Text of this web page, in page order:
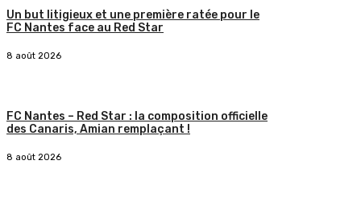
Un but litigieux et une première ratée pour le
FC Nantes face au Red Star
8 août 2026
FC Nantes – Red Star : la composition officielle
des Canaris, Amian remplaçant !
8 août 2026